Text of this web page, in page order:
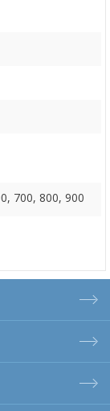
700, 800, 900